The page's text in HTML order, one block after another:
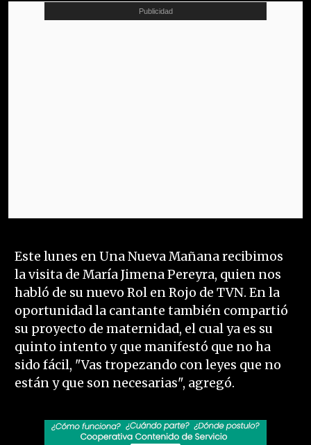
Este lunes en Una Nueva Mañana recibimos
la visita de María Jimena Pereyra, quien nos
habló de su nuevo Rol en Rojo de TVN. En la
oportunidad la cantante también compartió
su proyecto de maternidad, el cual ya es su
quinto intento y que manifestó que no ha
sido fácil, "Vas tropezando con leyes que no
están y que son necesarias", agregó.